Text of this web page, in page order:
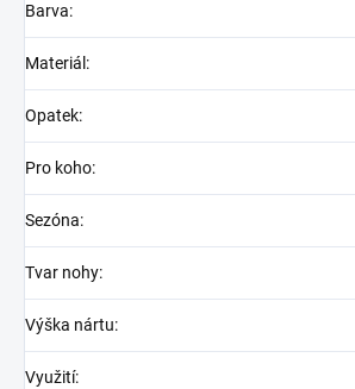
Barva:
Materiál :
Opatek:
Pro koho:
Sezóna:
Tvar nohy:
Výška nártu:
Využití: